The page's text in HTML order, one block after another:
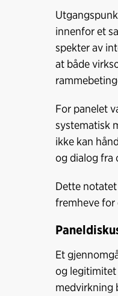
innenfor et
spekter av
at både
For panelet
systematisk
ikke kan
og dialog fra
Dette
fremheve for
Et
og legitimitet
medvirkning